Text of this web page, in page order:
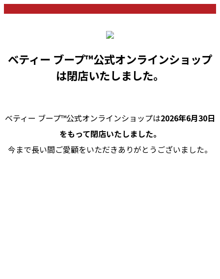
ベティー ブープ™公式オンラインショップ
は閉店いたしました。
ベティー ブープ™公式オンラインショップは2026年6月30日
をもって閉店いたしました。
今まで長い間ご愛顧をいただきありがとうございました。